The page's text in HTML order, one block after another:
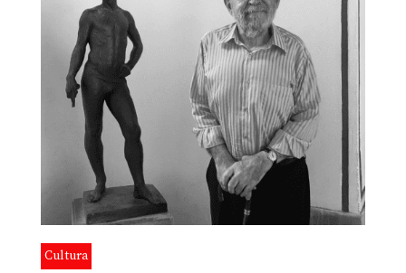
Cultura